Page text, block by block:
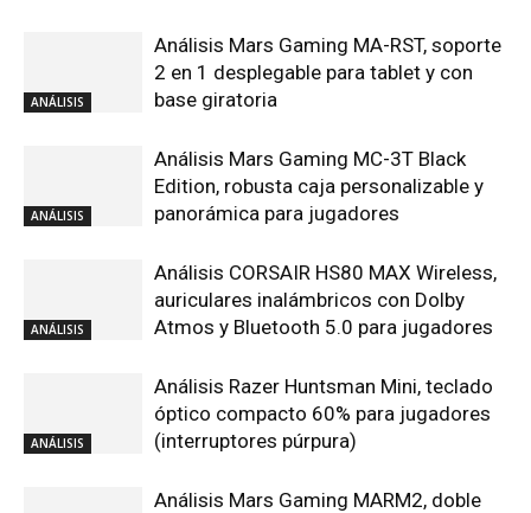
ANÁLISIS
Análisis Mars Gaming MA-RST, soporte
2 en 1 desplegable para tablet y con
base giratoria
ANÁLISIS
Análisis Mars Gaming MC-3T Black
Edition, robusta caja personalizable y
panorámica para jugadores
ANÁLISIS
Análisis CORSAIR HS80 MAX Wireless,
auriculares inalámbricos con Dolby
Atmos y Bluetooth 5.0 para jugadores
ANÁLISIS
Análisis Razer Huntsman Mini, teclado
óptico compacto 60% para jugadores
(interruptores púrpura)
Análisis Mars Gaming MARM2, doble